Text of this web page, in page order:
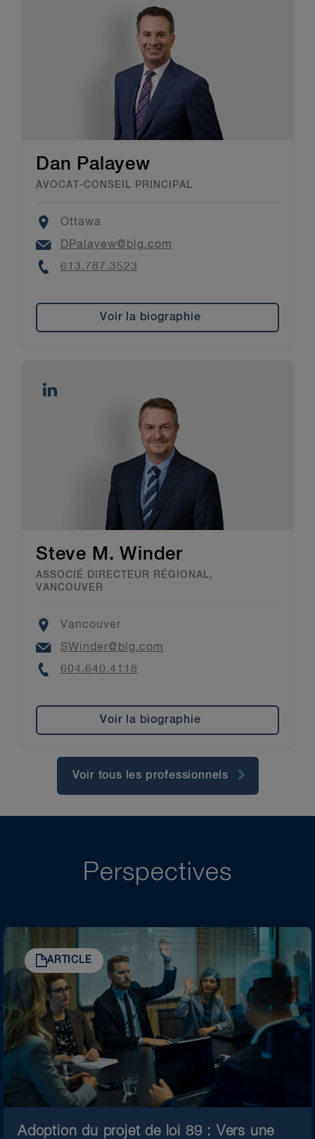
Dan Palayew
AVOCAT-CONSEIL PRINCIPAL
Location
Ottawa
Email
DPalayew@blg.com
Phone
613.787.3523
Voir la biographie
Steve M. Winder
ASSOCIÉ DIRECTEUR RÉGIONAL,
VANCOUVER
Location
Vancouver
Email
SWinder@blg.com
Phone
604.640.4118
Voir la biographie
Voir tous les professionnels
Perspectives
ARTICLE
Adoption du projet de loi 89 : Vers une